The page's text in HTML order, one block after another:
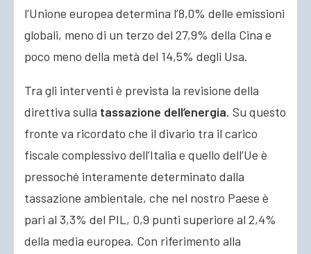
l’Unione europea determina l’8,0% delle emissioni
globali, meno di un terzo del 27,9% della Cina e
poco meno della metà del 14,5% degli Usa.
Tra gli interventi è prevista la revisione della
direttiva sulla tassazione dell’energia. Su questo
fronte va ricordato che il divario tra il carico
fiscale complessivo dell’Italia e quello dell’Ue è
pressoché interamente determinato dalla
tassazione ambientale, che nel nostro Paese è
pari al 3,3% del PIL, 0,9 punti superiore al 2,4%
della media europea. Con riferimento alla